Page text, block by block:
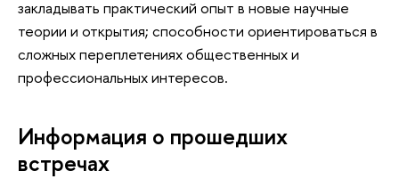
закладывать практический опыт в новые научные
теории и открытия; способности ориентироваться в
сложных переплетениях общественных и
профессиональных интересов.
Информация о прошедших
встречах